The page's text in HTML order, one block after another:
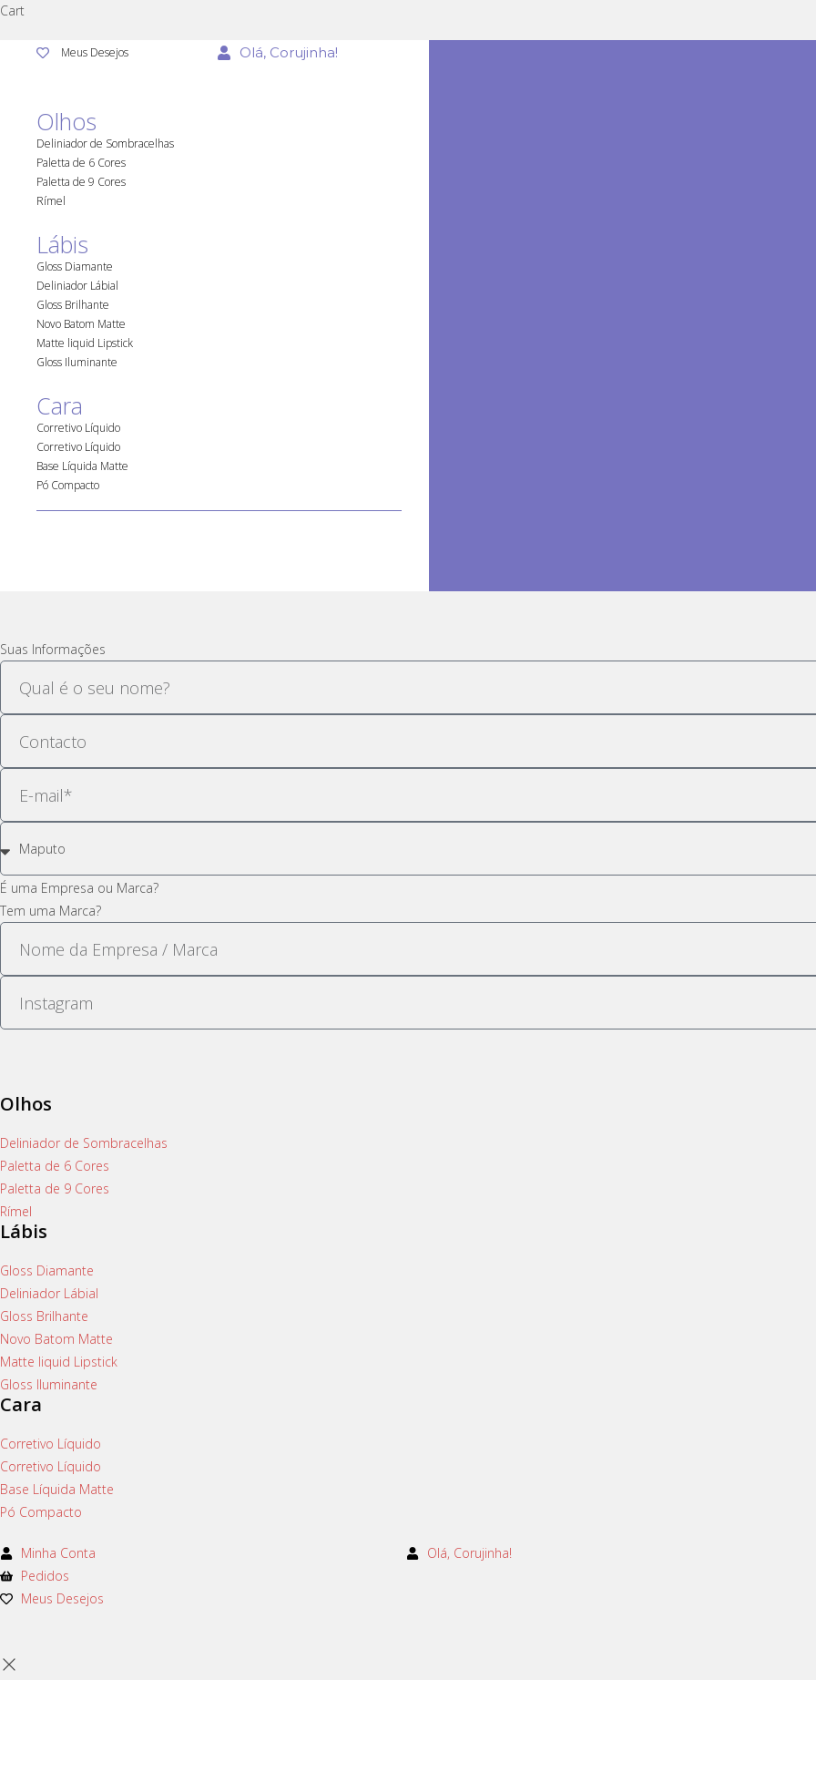
Cart
Meus Desejos Olá, Corujinha!
Olhos
Deliniador de Sombracelhas
Paletta de 6 Cores
Paletta de 9 Cores
Rímel
Lábis
Gloss Diamante
Deliniador Lábial
Gloss Brilhante
Novo Batom Matte
Matte liquid Lipstick
Gloss Iluminante
Cara
Corretivo Líquido
Corretivo Líquido
Base Líquida Matte
Pó Compacto
Suas Informações
É uma Empresa ou Marca?
Tem uma Marca?
Olhos
Deliniador de Sombracelhas
Paletta de 6 Cores
Paletta de 9 Cores
Rímel
Lábis
Gloss Diamante
Deliniador Lábial
Gloss Brilhante
Novo Batom Matte
Matte liquid Lipstick
Gloss Iluminante
Cara
Corretivo Líquido
Corretivo Líquido
Base Líquida Matte
Pó Compacto
Minha Conta
Pedidos
Meus Desejos
Olá, Corujinha!